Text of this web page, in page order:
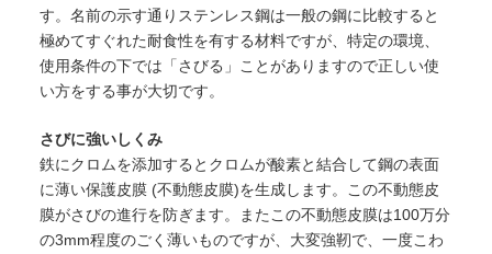
す。 名前の示す通りステンレス鋼は一般の鋼に比較すると
極めてすぐれた耐食性を有する材料ですが、特定の環境、
使用条件の下では「さびる」ことがありますので正しい使
い方をする事が大切です。
さびに強いしくみ
鉄にクロムを添加するとクロムが酸素と結合して鋼の表面
に薄い保護皮膜 (不動態皮膜)を生成します。この不動態皮
膜がさびの進行を防ぎます。またこの不動態皮膜は100万分
の3mm程度のごく薄いものですが、大変強靭で、一度こわ